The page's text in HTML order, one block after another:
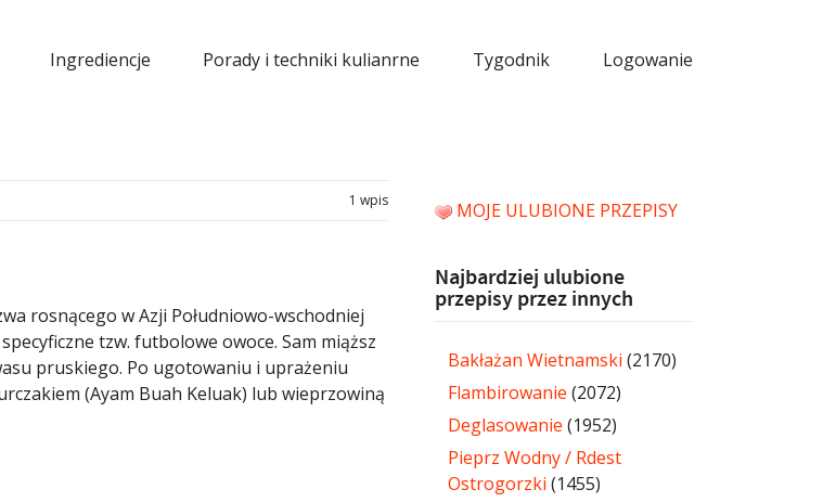
Ingrediencje Porady i techniki kulianrne Tygodnik Logowanie
1 wpis
rosnącego w Azji Południowo-wschodniej
tzw. futbolowe owoce. Sam miąższ
pruskiego. Po ugotowaniu i uprażeniu
(Ayam Buah Keluak) lub wieprzowiną
MOJE ULUBIONE PRZEPISY
Najbardziej ulubione
przepisy przez innych
Bakłażan Wietnamski (2170)
Flambirowanie (2072)
Deglasowanie (1952)
Pieprz Wodny / Rdest
Ostrogorzki (1455)